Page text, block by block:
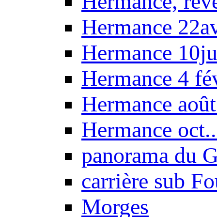
Hermance
Hermance
Hermance 4
Hermance
Hermance
panorama du
carrière sub
Morges